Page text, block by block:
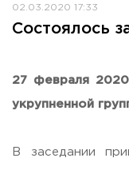
Жилищно-
Визово-
Партнерские
Олимпиады
02.03.2020 17:33
Состоялось
27 февраля 2020
укрупненной
В заседании